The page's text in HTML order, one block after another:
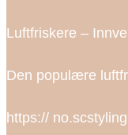
Luftfriskere –
Den populære
https://